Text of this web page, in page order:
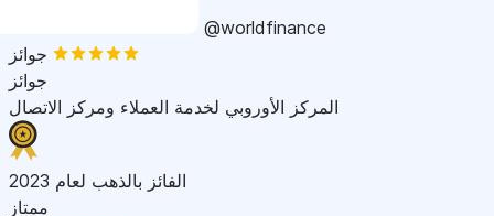
@worldfinance
جوائز
المركز الأوروبي لخدمة العملاء ومركز الاتصال
الفائز بالذهب لعام 2023
ممتاز